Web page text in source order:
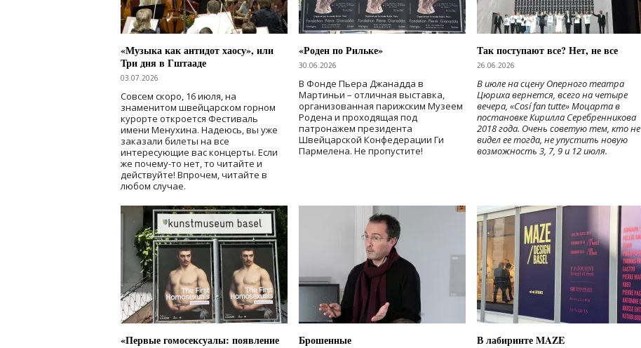
«Музыка как антидот хаосу», или
Три дня в Гштааде
03.07.2026
Совсем скоро, 16 июля, на
знаменитом швейцарском горном
курорте откроется Фестиваль
имени Менухина. Надеюсь, вы уже
заказали билеты на все
интересующие вас концерты. Если
же почему-то нет, то читайте и
действуйте! Впрочем, читайте в
любом случае.
«Роден по Рильке»
30.06.2026
В Фонде Пьера Джанадда в
Мартиньи – отличная выставка,
организованная парижским Музеем
Родена и проходящая под
патронажем президента
Швейцарской Конфедерации Ги
Пармелена. Не пропустите!
Так поступают все? Нет, не все
26.06.2026
В июле на сцену Оперного театра
Цюриха вернется, всего на четыре
вечера, «Cosí fan tutte» Моцарта в
постановке Кирилла Серебренникова
2018 года. Очень советую тем, кто не
видел ее тогда, не упустить новую
возможность 3, 7, 9 и 12 июля.
«Первые гомосексуалы: появление
Брошенные В лабиринте MAZE